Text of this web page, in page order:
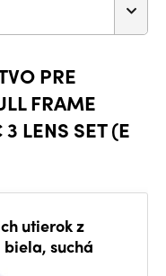
PRE
FRAME
LENS SET (E
utierok z
biela, suchá